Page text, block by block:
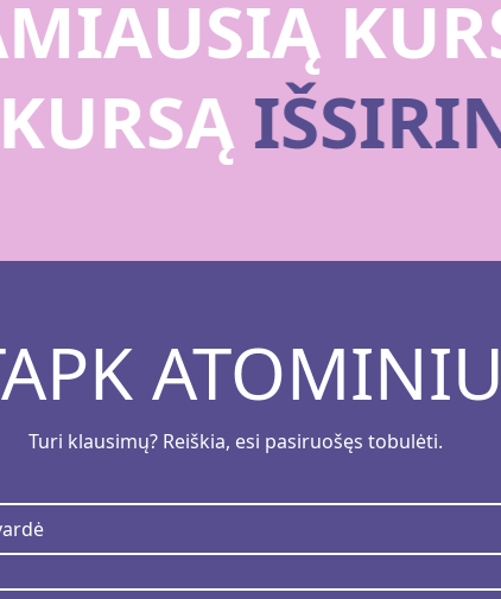
ATOMINIU
Turi klausimų? Reiškia, esi pasiruošęs tobulėti.